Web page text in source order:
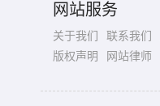
网站服务
关于我们 联系我们
版权声明
网站律师